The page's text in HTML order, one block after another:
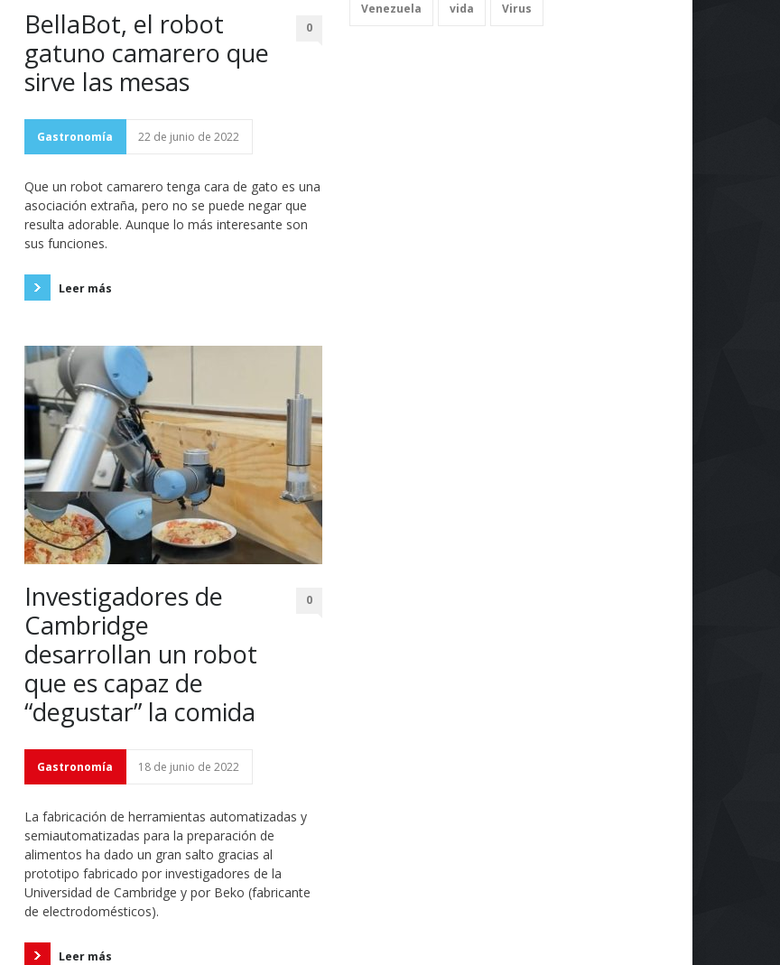
BellaBot, el robot
gatuno camarero que
sirve las mesas
0
Gastronomía 22 de junio de 2022
Que un robot camarero tenga cara de gato es una
asociación extraña, pero no se puede negar que
resulta adorable. Aunque lo más interesante son
sus funciones.
Leer más
Investigadores de
Cambridge
desarrollan un robot
que es capaz de
“degustar” la comida
0
Gastronomía 18 de junio de 2022
La fabricación de herramientas automatizadas y
semiautomatizadas para la preparación de
alimentos ha dado un gran salto gracias al
prototipo fabricado por investigadores de la
Universidad de Cambridge y por Beko (fabricante
de electrodomésticos).
Leer más
Venezuela vida Virus